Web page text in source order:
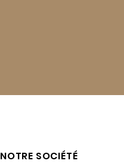
NOTRE SOCIÉTÉ